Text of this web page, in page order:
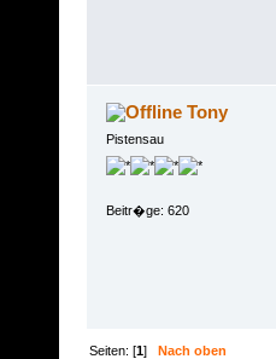
Tony
Pistensau
Beitr�ge: 620
Seiten: [1]Nach oben